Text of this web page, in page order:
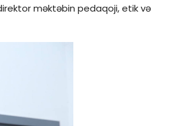
məktəbin pedaqoji, etik və